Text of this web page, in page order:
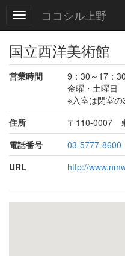
ココシル上野
国立西洋美術館
営業時間
9：30～17：30
金曜・土曜日
※入室は閉室
住所
〒110-0007
電話番号
03-5777-8600
URL
http://